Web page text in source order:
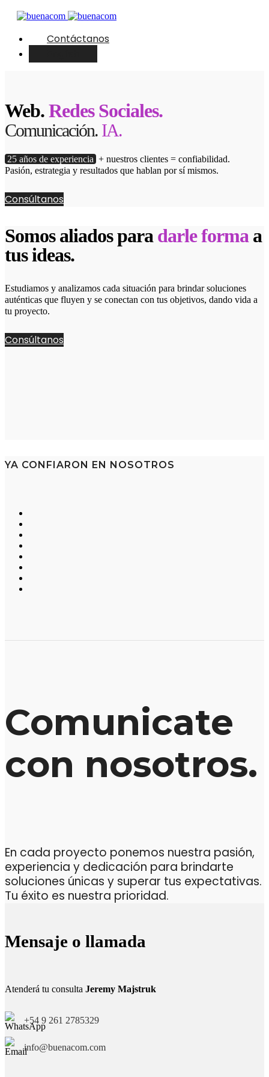
Contáctanos
Web.Redes Sociales.
Comunicación. IA.
25 años de experiencia + nuestros clientes = confiabilidad.
Pasión, estrategia y resultados que hablan por sí mismos.
Consúltanos
Somos aliados para darle forma a
tus ideas.
Estudiamos y analizamos cada situación para brindar soluciones
auténticas que fluyen y se conectan con tus objetivos, dando vida a
tu proyecto.
Consúltanos
YA CONFIARON EN NOSOTROS
Comunicate
con nosotros.
En cada proyecto ponemos nuestra pasión,
experiencia y dedicación para brindarte
soluciones únicas y superar tus expectativas.
Tu éxito es nuestra prioridad.
Mensaje o llamada
Atenderá tu consulta Jeremy Majstruk
+54 9 261 2785329
info@buenacom.com